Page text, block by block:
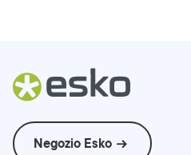
Negozio Esko